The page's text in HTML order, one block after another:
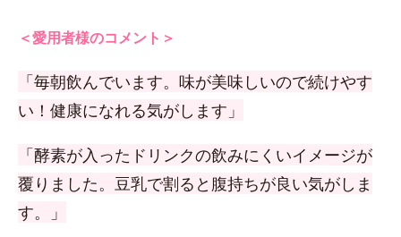
＜愛用者様のコメント＞
「毎朝飲んでいます。味が美味しいので続けやす
い！健康になれる気がします」
「酵素が入ったドリンクの飲みにくいイメージが
覆りました。豆乳で割ると腹持ちが良い気がしま
す。」